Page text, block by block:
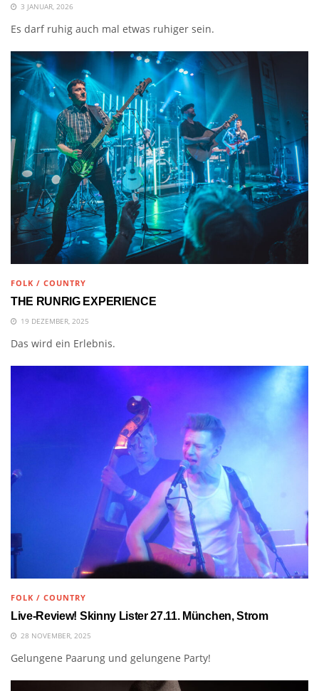
3 JANUAR, 2026
Es darf ruhig auch mal etwas ruhiger sein.
FOLK / COUNTRY
THE RUNRIG EXPERIENCE
19 DEZEMBER, 2025
Das wird ein Erlebnis.
FOLK / COUNTRY
Live-Review! Skinny Lister 27.11. München, Strom
28 NOVEMBER, 2025
Gelungene Paarung und gelungene Party!